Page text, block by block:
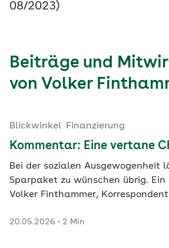
08/2023)
Beiträge und
von Volker
Blickwinkel Finanzierung
Kommentar: Eine vertane
Bei der sozialen Ausgewogenheit
Sparpaket zu wünschen übrig. Ein
Volker Finthammer,
20.05.2026 2 Min